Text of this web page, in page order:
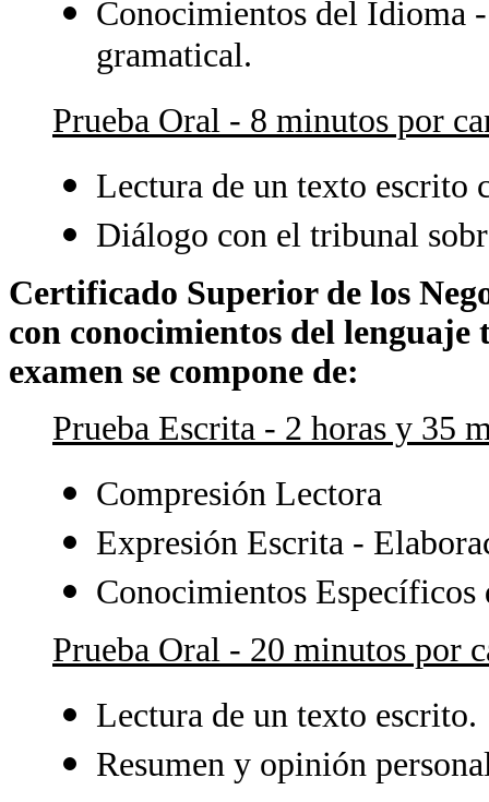
Conocimientos del Idioma
gramatical.
Prueba Oral - 8 minutos por
Lectura de un texto escrito
Diálogo con el tribunal
Certificado Superior de los
con conocimientos del
examen se compone de:
Prueba Escrita - 2 horas y 35
Compresión Lectora
Expresión Escrita -
Conocimientos Específicos
Prueba Oral - 20 minutos por
Lectura de un texto escrito.
Resumen y opinión